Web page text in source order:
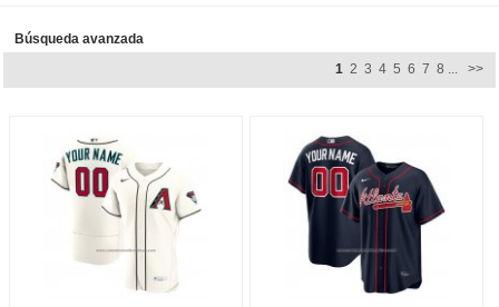
Búsqueda avanzada
1 2 3 4 5 6 7 8 ... >>